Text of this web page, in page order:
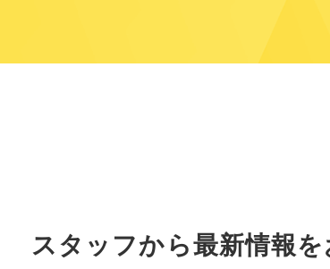
スタッフから最新情報